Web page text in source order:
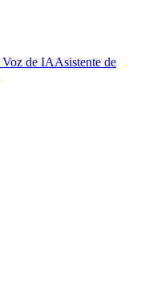
Voz de IAAsistente de